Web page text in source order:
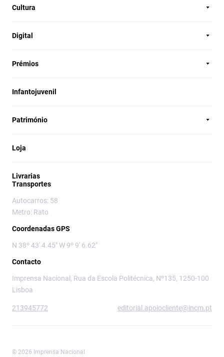
Cultura
Digital
Prémios
Infantojuvenil
Património
Loja
Livrarias
Transportes
Autocarros: 58
Metro: Rato
Coordenadas GPS
N 38º 43' 4.45" W 9º 9' 6.62"
Contacto
Imprensa Nacional, Rua da Escola Politécnica, Nº135, 1250-100
Lisboa
213945772 editorial.apoiocliente@incm.pt
© 2026 Imprensa Nacional